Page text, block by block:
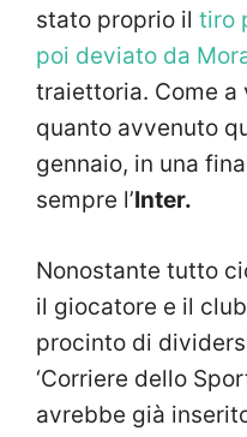
stato proprio il tiro
poi deviato da
traiettoria. Come
quanto avvenuto
gennaio, in una
sempre l’Inter.
Nonostante tutto
il giocatore e il
procinto di
‘Corriere dello
avrebbe già